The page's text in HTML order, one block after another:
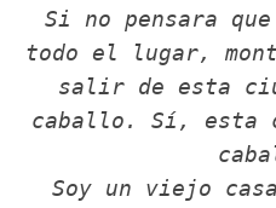
Si no pensara
todo el lugar,
salir de esta
caballo. Sí, esta
Soy un viejo